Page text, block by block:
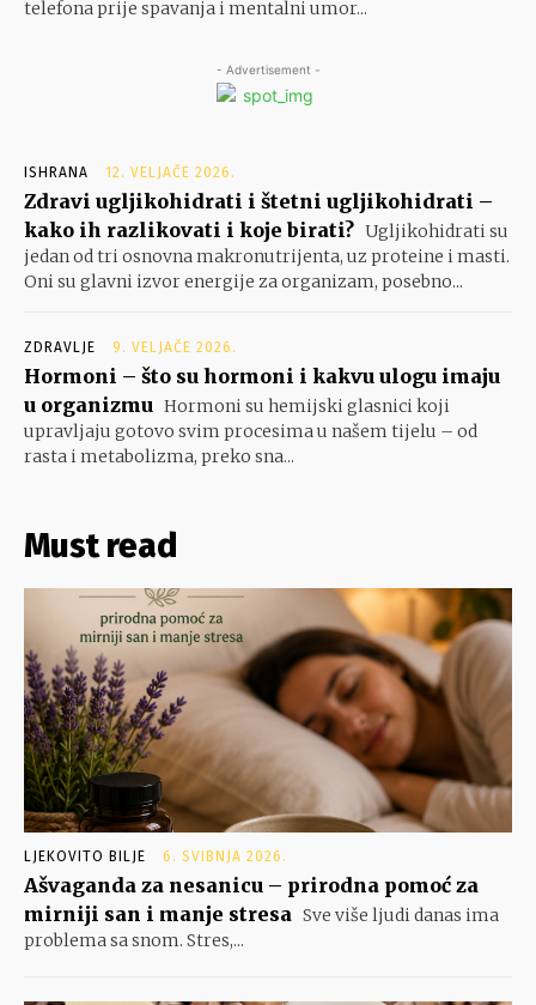
telefona prije spavanja i mentalni umor...
- Advertisement -
ISHRANA 12. VELJAČE 2026.
Zdravi ugljikohidrati i štetni ugljikohidrati –
kako ih razlikovati i koje birati? Ugljikohidrati su
jedan od tri osnovna makronutrijenta, uz proteine i masti.
Oni su glavni izvor energije za organizam, posebno...
ZDRAVLJE 9. VELJAČE 2026.
Hormoni – što su hormoni i kakvu ulogu imaju
u organizmu Hormoni su hemijski glasnici koji
upravljaju gotovo svim procesima u našem tijelu – od
rasta i metabolizma, preko sna...
Must read
LJEKOVITO BILJE 6. SVIBNJA 2026.
Ašvaganda za nesanicu – prirodna pomoć za
mirniji san i manje stresa Sve više ljudi danas ima
problema sa snom. Stres,...